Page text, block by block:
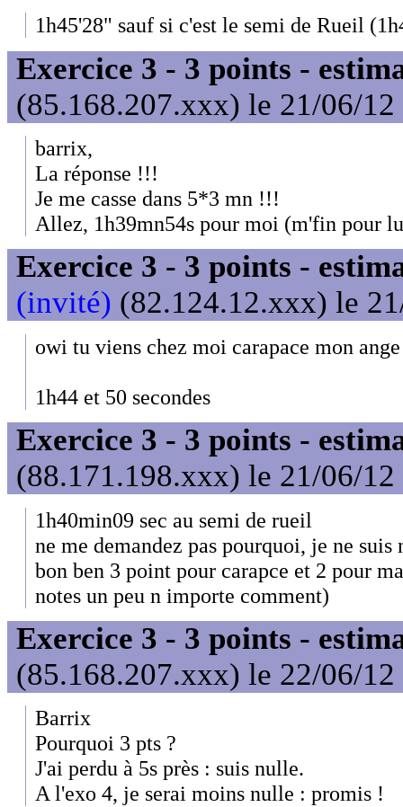
1h45'28" sauf si c'est le semi de Rueil
Exercice 3 - 3 points -
(85.168.207.xxx) le 21/06/12
barrix,
La réponse !!!
Je me casse dans 5*3 mn !!!
Allez, 1h39mn54s pour moi (m'fin pour
Exercice 3 - 3 points -
(invité) (82.124.12.xxx) le
owi tu viens chez moi carapace mon
1h44 et 50 secondes
Exercice 3 - 3 points -
(88.171.198.xxx) le 21/06/12
1h40min09 sec au semi de rueil
ne me demandez pas pourquoi, je ne suis
bon ben 3 point pour carapce et 2 pour
notes un peu n importe comment)
Exercice 3 - 3 points -
(85.168.207.xxx) le 22/06/12
Barrix
Pourquoi 3 pts ?
J'ai perdu à 5s près : suis nulle.
A l'exo 4, je serai moins nulle : promis !